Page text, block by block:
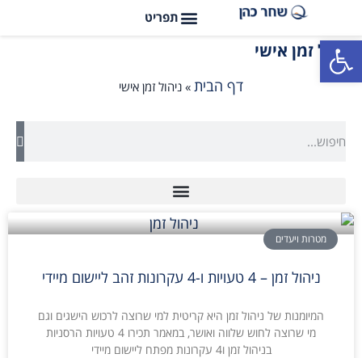
פתח סרגל נגישות
ניהול זמן אישי
דף הבית » ניהול זמן אישי
מטרות ויעדים
ניהול זמן – 4 טעויות ו-4 עקרונות זהב ליישום מיידי
המיומנות של ניהול זמן היא קריטית למי שרוצה לרכוש הישגים וגם
מי שרוצה לחוש שלווה ואושר, במאמר תכירו 4 טעויות הרסניות
בניהול זמן ו4 עקרונות מפתח ליישום מיידי